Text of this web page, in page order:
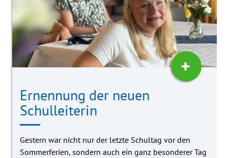
Ernennung der neuen
Schulleiterin
Gestern war nicht nur der letzte Schultag vor den
Sommerferien, sondern auch ein ganz besonderer Tag
+